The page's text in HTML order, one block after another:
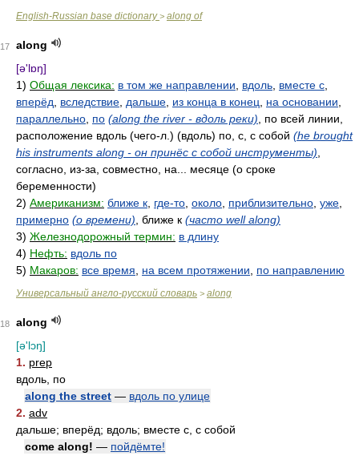
English-Russian base dictionary> along of
17
along
[ə'lɒŋ]
1) Общая лексика: в том же направлении вдоль вместе с
вперёд
вследствие дальше из конца в конец на основании
параллельно по (along the river - вдоль реки) , по всей линии,
расположение вдоль (чего-л.) (вдоль) по, с, с собой (he brought
his instruments along - он принёс с собой инструменты)
согласно, из-за, совместно, на... месяце (о сроке
беременности)
2) Американизм: ближе к где-то около приблизительно уже
примерно (о времени) , ближе к (часто well along)
3) Железнодорожный термин: в длину
4) Нефть: вдоль по
5) Макаров: все время на всем протяжении по направлению
Универсальный англо-русский словарь > along
18
along
[ə'lɔŋ]
1. prep
вдоль, по
along the street — вдоль по улице
2. adv
дальше; вперёд; вдоль; вместе с, с собой
come along! — пойдёмте!